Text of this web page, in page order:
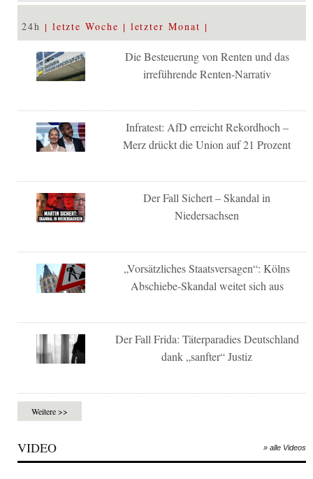
24h letzte Woche letzter Monat
Die Besteuerung von Renten und das
irreführende Renten-Narrativ
Infratest: AfD erreicht Rekordhoch –
Merz drückt die Union auf 21 Prozent
Der Fall Sichert – Skandal in
Niedersachsen
„Vorsätzliches Staatsversagen“: Kölns
Abschiebe-Skandal weitet sich aus
Der Fall Frida: Täterparadies Deutschland
dank „sanfter“ Justiz
Weitere >>
VIDEO » alle Videos